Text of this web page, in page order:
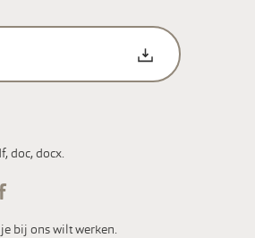
doc, docx.
bij ons wilt werken.